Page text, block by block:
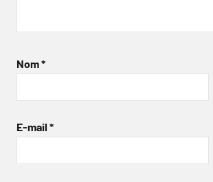
Nom*
E-mail *